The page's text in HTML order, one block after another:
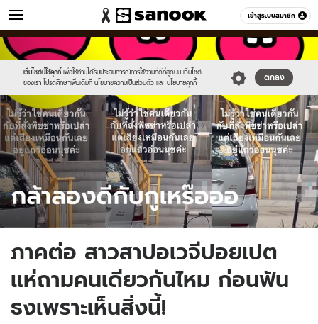
เข้าสู่ระบบสมาชิก
ข่าว หมวดอื่นๆ
เว็บไซต์นี้ใช้คุกกี้ เพื่อให้ท่านได้รับประสบการณ์การใช้งานที่ดีที่สุดบน เว็บไซต์
ของเรา โปรดศึกษาเพิ่มเติมที่ นโยบายความเป็นส่วนตัว และ นโยบายคุกกี้
ตกลง
Sanook
//s.isanook.com/sr/0/images/logo-
new-
sanook.png
600
60
//s.isanook.com/ns/0/ud/1724/8624606/tiktok.jpg
ภาคต่อ สาวสาปอเวจีปอยเปต
แห่ถามคนเดียวกันไหม ก่อนฟัน
ธงเพราะเห็นสิ่งนี้!